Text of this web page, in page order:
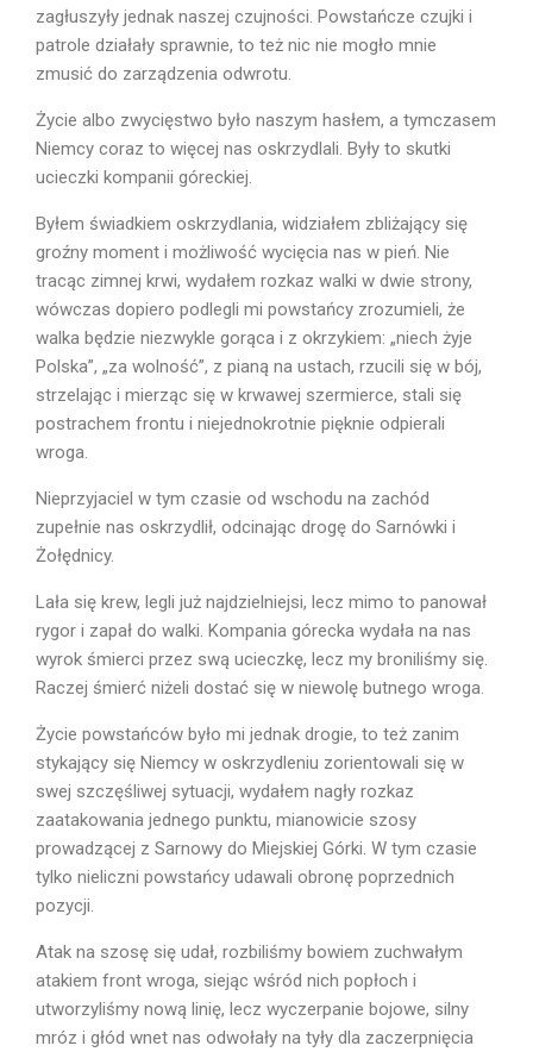
zagłuszyły jednak naszej czujności. Powstańcze czujki i
patrole działały sprawnie, to też nic nie mogło mnie
zmusić do zarządzenia odwrotu.
Życie albo zwycięstwo było naszym hasłem, a tymczasem
Niemcy coraz to więcej nas oskrzydlali. Były to skutki
ucieczki kompanii góreckiej.
Byłem świadkiem oskrzydlania, widziałem zbliżający się
groźny moment i możliwość wycięcia nas w pień. Nie
tracąc zimnej krwi, wydałem rozkaz walki w dwie strony,
wówczas dopiero podlegli mi powstańcy zrozumieli, że
walka będzie niezwykle gorąca i z okrzykiem: „niech żyje
Polska”, „za wolność”, z pianą na u­stach, rzucili się w bój,
strzelając i mierząc się w krwawej szermierce, stali się
postrachem frontu i niejednokrotnie pięknie odpierali
wroga.
Nieprzyjaciel w tym czasie od wschodu na zachód
zupełnie nas oskrzydlił, odcinając drogę do Sarnówki i
Żołędnicy.
Lała się krew, legli już najdzielniejsi, lecz mimo to panował
rygor i zapał do walki. Kompania górecka wydała na nas
wyrok śmierci przez swą ucieczkę, lecz my broniliśmy się.
Raczej śmierć niżeli dostać się w niewolę butnego wroga.
Życie powstańców było mi jednak drogie, to też zanim
stykający się Niemcy w oskrzydleniu zorientowali się w
swej szczęśliwej sytuacji, wydałem nagły rozkaz
zaatakowania jednego punktu, mianowicie szosy
prowadzącej z Sarnowy do Miejskiej Górki. W tym czasie
tylko nieliczni powstańcy udawali obronę poprzednich
pozycji.
Atak na szosę się udał, rozbiliśmy bowiem zuchwałym
atakiem front wroga, siejąc wśród nich popłoch i
utworzyliśmy nową linię, lecz wyczerpanie bojowe, silny
mróz i głód wnet nas odwołały na tyły dla zaczerpnięcia